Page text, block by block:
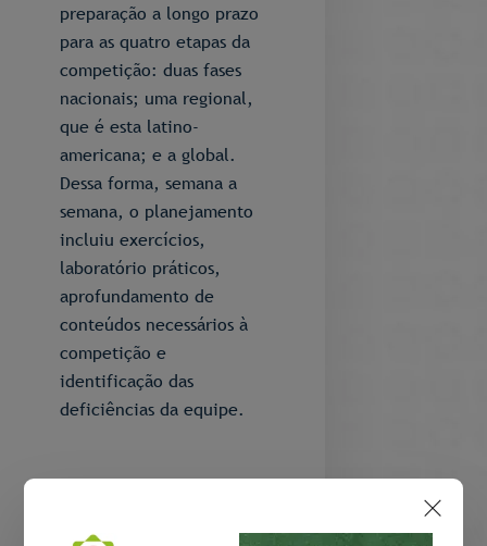
preparação a longo prazo
para as quatro etapas da
competição: duas fases
nacionais; uma regional,
que é esta latino-
americana; e a global.
Dessa forma, semana a
semana, o planejamento
incluiu exercícios,
laboratório práticos,
aprofundamento de
conteúdos necessários à
competição e
identificação das
deficiências da equipe.